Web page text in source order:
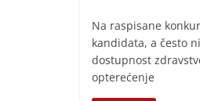
Na raspisane
kandidata, a često
dostupnost
opterećenje